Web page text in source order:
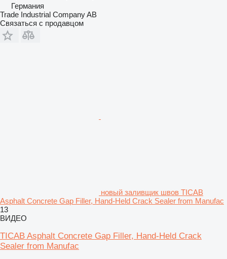
Германия
Trade Industrial Company AB
Связаться с продавцом
новый заливщик швов TICAB
Asphalt Concrete Gap Filler, Hand-Held Crack Sealer from Manufac
13
ВИДЕО
TICAB Asphalt Concrete Gap Filler, Hand-Held Crack
Sealer from Manufac